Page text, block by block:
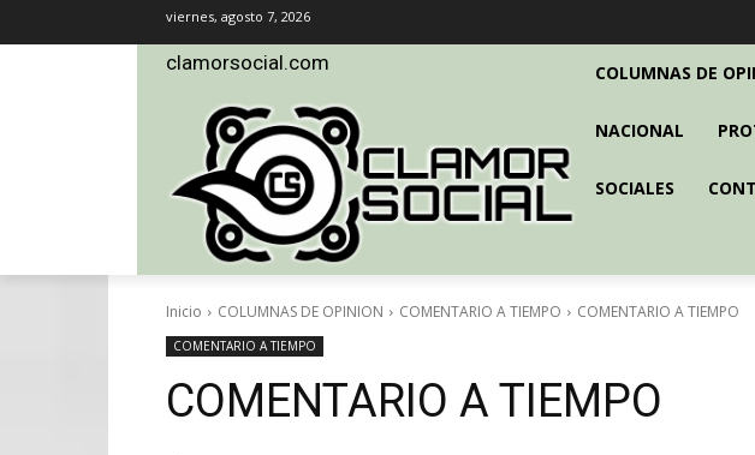
viernes, agosto 7, 2026
clamorsocial.com COLUMNAS DE
NACIONAL
SOCIALES
Inicio COLUMNAS DE OPINION COMENTARIO A TIEMPO COMENTARIO A TIEMPO
COMENTARIO A TIEMPO
COMENTARIO A TIEMPO